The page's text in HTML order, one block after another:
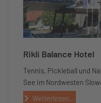
Rikli Balance Hotel
Tennis, Pickleball und
See im Nordwesten
Weiterlesen...